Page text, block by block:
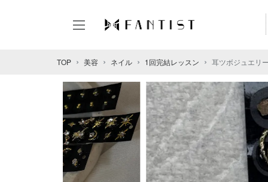
TOP 美容 ネイル 1回完結レッスン 耳ツボジュエリ